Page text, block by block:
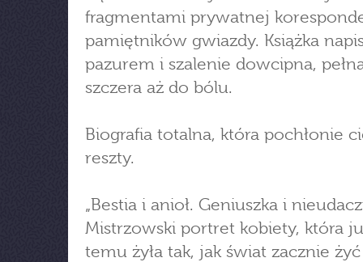
fragmentami prywatnej
pamiętników gwiazdy. Książka
pazurem i szalenie dowcipna,
szczera aż do bólu.
Biografia totalna, która pochłonie
reszty.
„Bestia i anioł. Geniuszka i
Mistrzowski portret kobiety, która
temu żyła tak, jak świat zacznie